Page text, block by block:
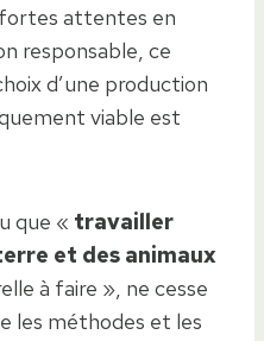
attentes en
responsable, ce
d’une production
viable est
que « travailler
et des animaux
à faire », ne cesse
les méthodes et les